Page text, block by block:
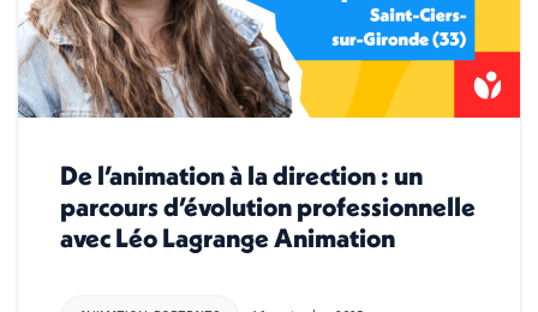
De l’animation à la direction : un
parcours d’évolution professionnelle
avec Léo Lagrange Animation